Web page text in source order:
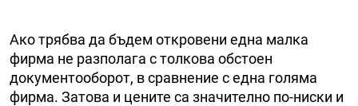
Ако трябва да бъдем откровени една малка
фирма не разполага с толкова обстоен
документооборот, в сравнение с една голяма
фирма. Затова и цените са значително по-ниски и